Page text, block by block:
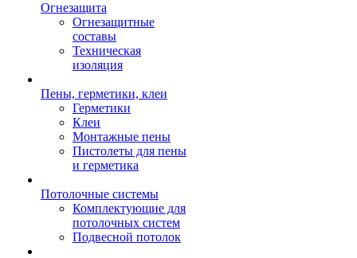
Огнезащита
Огнезащитные
составы
Техническая
изоляция
Пены, герметики, клеи
Герметики
Клеи
Монтажные пены
Пистолеты для пены
и герметика
Потолочные системы
Комплектующие для
потолочных систем
Подвесной потолок